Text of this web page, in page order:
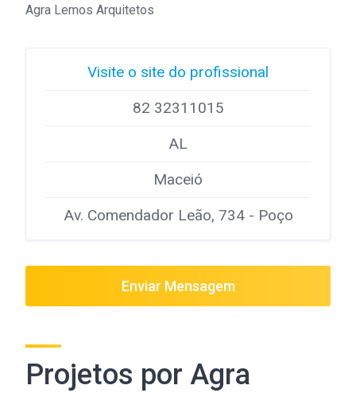
Agra Lemos Arquitetos
Visite o site do profissional
82 32311015
AL
Maceió
Av. Comendador Leão, 734 - Poço
Enviar Mensagem
Projetos por Agra